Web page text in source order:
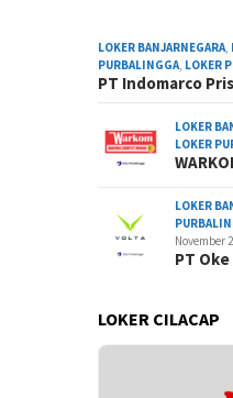
LOKER BANJARNEGARA
PURBALINGGA LOKER
PT Indomarco
LOKER
LOKER
LOKER
November
PT
LOKER CILACAP